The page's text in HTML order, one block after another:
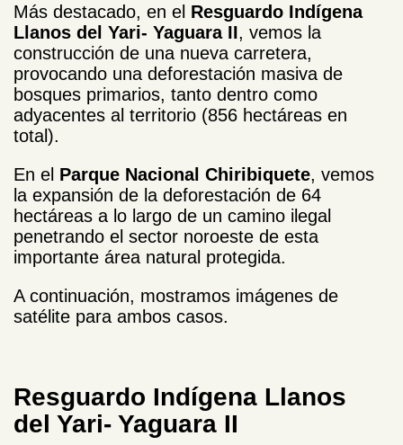
Más destacado, en el Resguardo Indígena
Llanos del Yari- Yaguara II, vemos la
construcción de una nueva carretera,
provocando una deforestación masiva de
bosques primarios, tanto dentro como
adyacentes al territorio (856 hectáreas en
total).
En el Parque Nacional Chiribiquete, vemos
la expansión de la deforestación de 64
hectáreas a lo largo de un camino ilegal
penetrando el sector noroeste de esta
importante área natural protegida.
A continuación, mostramos imágenes de
satélite para ambos casos.
Resguardo Indígena Llanos
del Yari- Yaguara II